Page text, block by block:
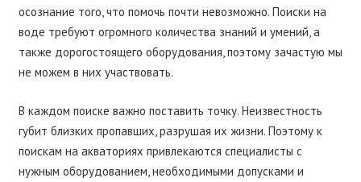
осознание того, что помочь почти невозможно. Поиски на
воде требуют огромного количества знаний и умений, а
также дорогостоящего оборудования, поэтому зачастую мы
не можем в них участвовать.
В каждом поиске важно поставить точку. Неизвестность
губит близких пропавших, разрушая их жизни. Поэтому к
поискам на акваториях привлекаются специалисты с
нужным оборудованием, необходимыми допусками и